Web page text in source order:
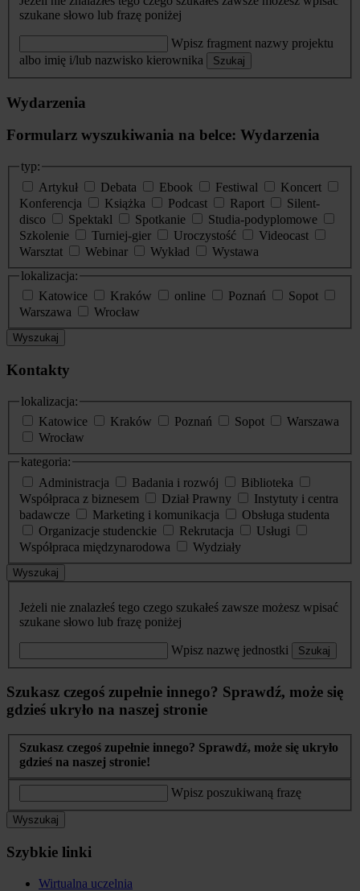
szukane słowo lub frazę poniżej
Wpisz fragment nazwy projektu
albo imię i/lub nazwisko kierownika
Szukaj
Wydarzenia
Formularz wyszukiwania na belce: Wydarzenia
typ:
Artykuł
Debata Ebook Festiwal
Koncert
Konferencja
Książka Podcast Raport
Silent-
disco
Spektakl Spotkanie
Studia-podyplomowe
Szkolenie
Turniej-gier Uroczystość
Videocast
Warsztat
Webinar Wykład
Wystawa
lokalizacja:
Katowice
Kraków online Poznań
Sopot
Warszawa
Wrocław
Wyszukaj
Kontakty
lokalizacja:
Katowice
Kraków Poznań Sopot
Warszawa
Wrocław
kategoria:
Administracja
Badania i rozwój
Biblioteka
Współpraca z biznesem
Dział Prawny
Instytuty i centra
badawcze
Marketing i komunikacja
Obsługa studenta
Organizacje studenckie
Rekrutacja
Usługi
Współpraca międzynarodowa
Wydziały
Wyszukaj
Jeżeli nie znalazłeś tego czego szukałeś zawsze możesz wpisać
szukane słowo lub frazę poniżej
Wpisz nazwę jednostki Szukaj
Szukasz czegoś zupełnie innego? Sprawdź, może się
gdzieś ukryło na naszej stronie
Szukasz czegoś zupełnie innego? Sprawdź, może się ukryło
gdzieś na naszej stronie!
Wpisz poszukiwaną frazę
Wyszukaj
Szybkie linki
Wirtualna uczelnia